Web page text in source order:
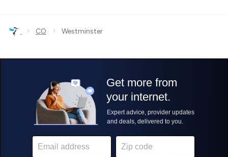
› CO › Westminster